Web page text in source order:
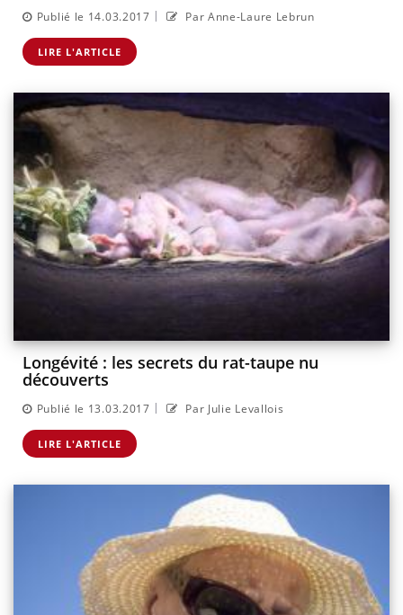
Publié le 14.03.2017 | Par Anne-Laure Lebrun
LIRE L'ARTICLE
Longévité : les secrets du rat-taupe nu
découverts
Publié le 13.03.2017 | Par Julie Levallois
LIRE L'ARTICLE